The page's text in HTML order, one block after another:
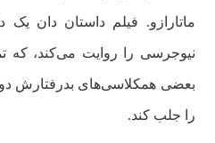
ماتارازو. فیلم داستان دان یک
نیوجرسی را روایت می‌کند، که
بعضی همکلاسی‌های بدرفتارش
را جلب کند.